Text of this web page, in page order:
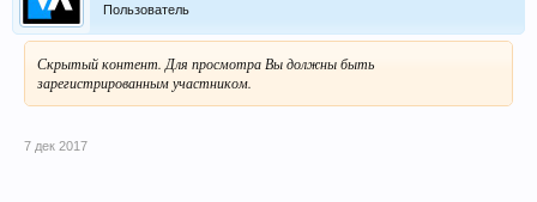
Пользователь
Скрытый контент. Для просмотра Вы должны быть
зарегистрированным участником.
7 дек 2017